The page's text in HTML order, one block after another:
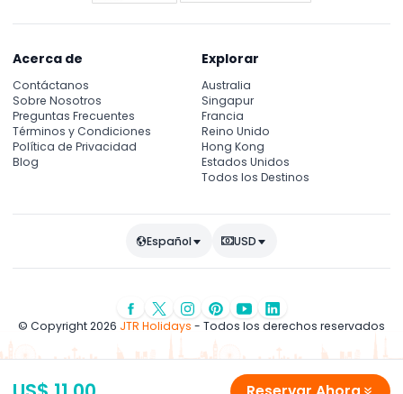
Acerca de
Contáctanos
Sobre Nosotros
Preguntas Frecuentes
Términos y Condiciones
Política de Privacidad
Blog
Explorar
Australia
Singapur
Francia
Reino Unido
Hong Kong
Estados Unidos
Todos los Destinos
Español USD
© Copyright 2026 JTR Holidays - Todos los derechos reservados